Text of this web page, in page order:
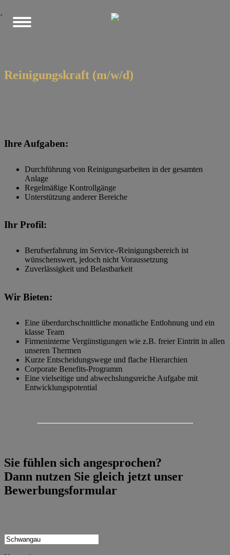
´
Reinigungskraft (m/w/d)
Ihre Aufgaben:
Durchführung von Reinigungsarbeiten in der gesamten
Anlage
Regelmäßige Kontrollgänge
Unterstützung anderer Bereiche
Ihr Profil:
Berufserfahrung im Service-/Reinigungsbereich ist
wünschenswert, jedoch nicht Voraussetzung
Zuverlässigkeit und Belastbarkeit
Wir Bieten:
Eine überdurchschnittliche monatliche Entlohnung und ein
klasse Team
Firmeninterne Vergünstigungen wie z.B. freier Eintritt in allen
unseren Thermen
Kurze Entscheidungswege und flache Hierarchien
Corporate Benefits-Programm
Eine vielseitige und abwechslungsreiche Aufgabe mit
Entwicklungspotential
Sie fühlen sich angesprochen?
Dann nutzen Sie gleich jetzt unser
Bewerbungsformular